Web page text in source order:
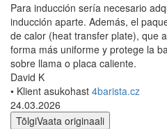
Para inducción sería necesario
inducción aparte. Además, el
de calor (heat transfer plate), que
forma más uniforme y protege la
sobre llama o placa caliente.
David K
• Klient asukohast 4barista.cz
24.03.2026
TõlgiVaata originaali